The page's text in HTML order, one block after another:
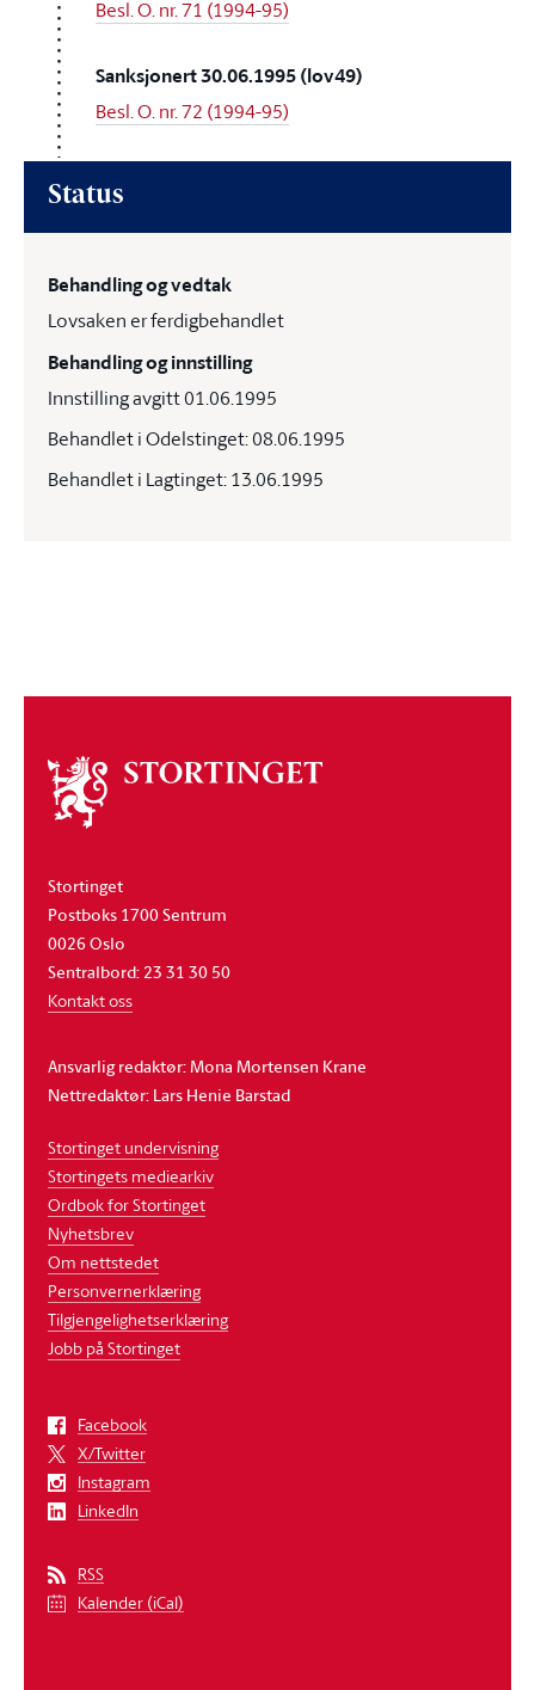
Besl. O. nr. 71 (1994-95)
Sanksjonert 30.06.1995 (lov49)
Besl. O. nr. 72 (1994-95)
Status
Behandling og vedtak
Lovsaken er ferdigbehandlet
Behandling og innstilling
Innstilling avgitt 01.06.1995
Behandlet i Odelstinget: 08.06.1995
Behandlet i Lagtinget: 13.06.1995
Om
stortinget
Stortinget
Postboks 1700 Sentrum
0026 Oslo
Sentralbord: 23 31 30 50
Kontakt oss
Ansvarlig redaktør: Mona Mortensen Krane
Nettredaktør: Lars Henie Barstad
Stortinget undervisning
Stortingets mediearkiv
Ordbok for Stortinget
Nyhetsbrev
Om nettstedet
Personvernerklæring
Tilgjengelighetserklæring
Jobb på Stortinget
Facebook
X/Twitter
Instagram
LinkedIn
RSS
Kalender (iCal)